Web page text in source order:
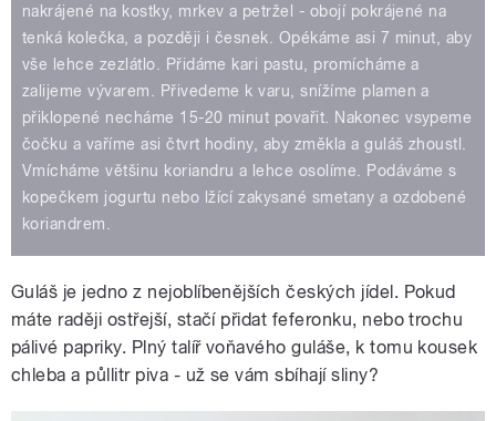
nakrájené na kostky, mrkev a petržel - obojí pokrájené na
tenká kolečka, a později i česnek. Opékáme asi 7 minut, aby
vše lehce zezlátlo. Přidáme kari pastu, promícháme a
zalijeme vývarem. Přivedeme k varu, snížíme plamen a
přiklopené necháme 15-20 minut povařit. Nakonec vsypeme
čočku a vaříme asi čtvrt hodiny, aby změkla a guláš zhoustl.
Vmícháme většinu koriandru a lehce osolíme. Podáváme s
kopečkem jogurtu nebo lžící zakysané smetany a ozdobené
koriandrem.
Guláš je jedno z nejoblíbenějších českých jídel. Pokud
máte raději ostřejší, stačí přidat feferonku, nebo trochu
pálivé papriky. Plný talíř voňavého guláše, k tomu kousek
chleba a půllitr piva - už se vám sbíhají sliny?